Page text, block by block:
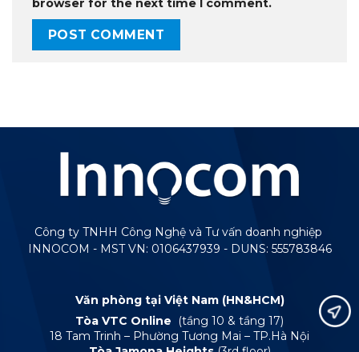
browser for the next time I comment.
Công ty TNHH Công Nghệ và Tư vấn doanh nghiệp
INNOCOM - MST VN: 0106437939 - DUNS: 555783846
Văn phòng tại Việt Nam (HN&HCM)
Tòa VTC Online
(tầng 10 & tầng 17)
18 Tam Trinh – Phường Tương Mai – TP.Hà Nội